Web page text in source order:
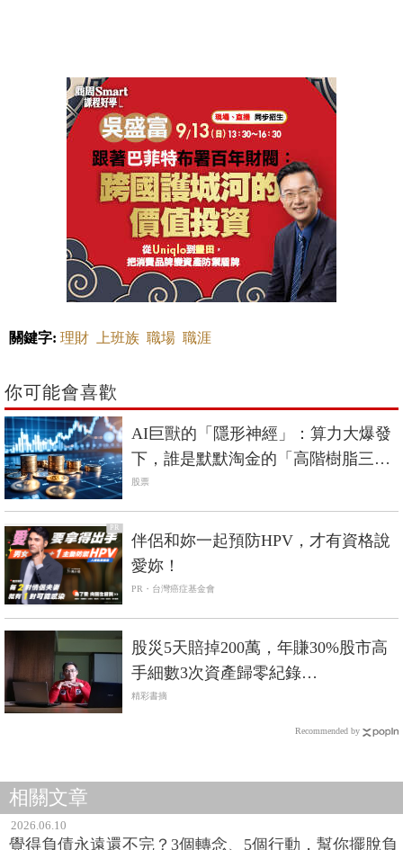
關鍵字: 理財 上班族 職場 職涯
你可能會喜歡
AI巨獸的「隱形神經」：算力大爆發
下，誰是默默淘金的「高階樹脂三
雄」？
股票
PR
伴侶和妳一起預防HPV，才有資格說
愛妳！
PR・台灣癌症基金會
股災5天賠掉200萬，年賺30%股市高
手細數3次資產歸零紀錄…
精彩書摘
Recommended by
相關文章
2026.06.10
覺得負債永遠還不完？3個轉念、5個行動，幫你擺脫負